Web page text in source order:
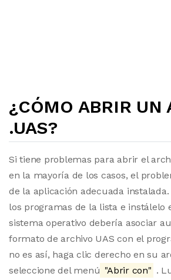
¿CÓMO ABRIR UN
.UAS?
Si tiene problemas para abrir el
en la mayoría de los casos, el
de la aplicación adecuada
los programas de la lista e instálelo
sistema operativo debería asociar
formato de archivo UAS con el
no es así, haga clic derecho en su
seleccione del menú "Abrir con" .